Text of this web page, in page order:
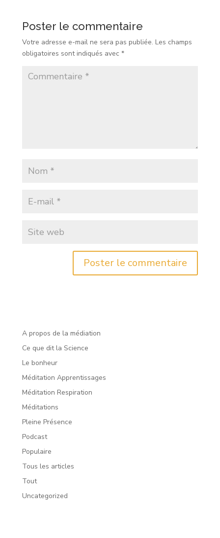
Poster le commentaire
Votre adresse e-mail ne sera pas publiée. Les champs
obligatoires sont indiqués avec *
A propos de la médiation
Ce que dit la Science
Le bonheur
Méditation Apprentissages
Méditation Respiration
Méditations
Pleine Présence
Podcast
Populaire
Tous les articles
Tout
Uncategorized